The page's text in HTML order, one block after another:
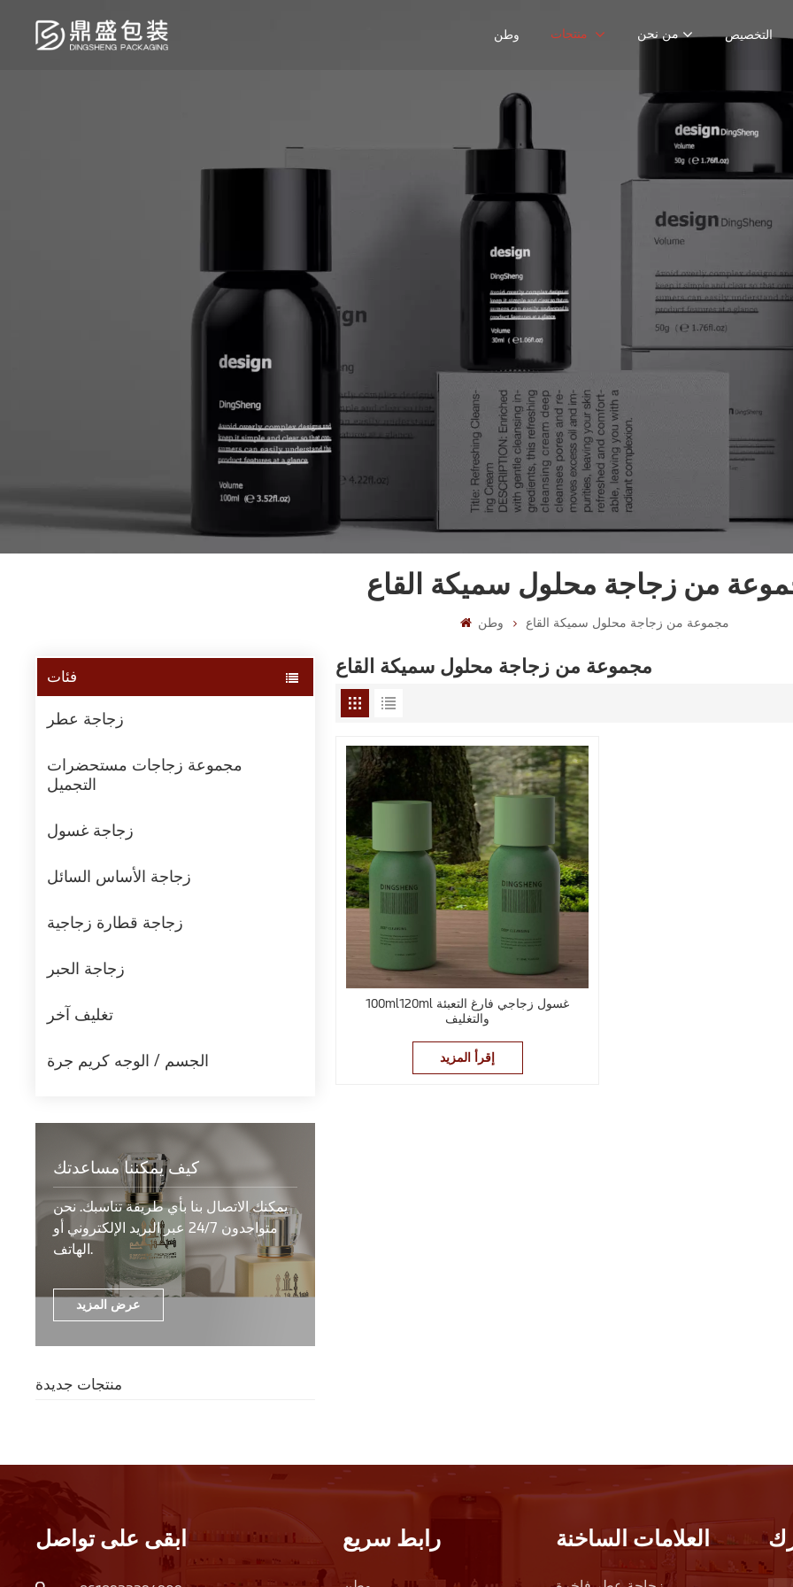
وطن من نحن التخصيص
من زجاجة محلول سميكة القاع
وطن مجموعة من زجاجة محلول سميكة القاع
فئات
زجاجة عطر
مجموعة زجاجات مستحضرات
التجميل
زجاجة غسول
زجاجة الأساس السائل
زجاجة قطارة زجاجية
زجاجة الحبر
تغليف آخر
الجسم / الوجه كريم جرة
كيف يمكننا مساعدتك
يمكنك الاتصال بنا بأي طريقة تناسبك. نحن
متواجدون 24/7 عبر البريد الإلكتروني أو
الهاتف.
عرض المزيد
منتجات جديدة
مجموعة من زجاجة محلول سميكة القاع
100ml120ml غسول زجاجي فارغ التعبئة
والتغليف
إقرأ المزيد
ابقى على تواصل رابط سريع العلامات الساخنة